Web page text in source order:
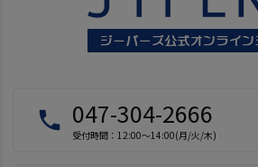
local_phone 047-304-2666
受付時間：12:00～14:00(月/火/木)